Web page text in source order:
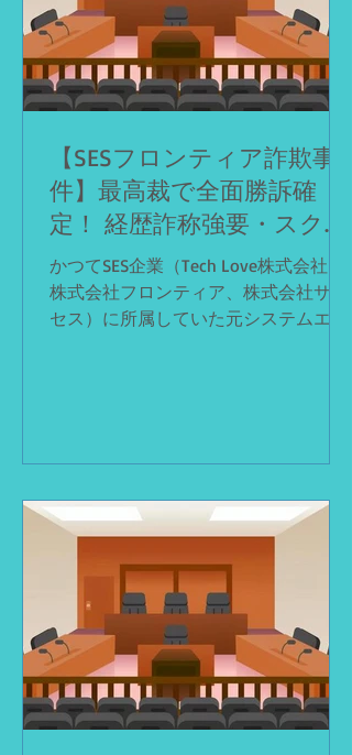
【SESフロンティア詐欺事
件】最高裁で全面勝訴確
定！ 経歴詐称強要・スクー
ル詐欺・社会保険料控除問
題を違法と認定
かつてSES企業（Tech Love株式会社、
株式会社フロンティア、株式会社サク
セス）に所属していた元システムエン
年2月6日、最高裁判所は被告らの上告
を棄却し、上告受理申立てを不受理と
合員側の全面勝訴判決が確定しまし
た。4年を超える長い闘いの末に、不
当な実態に対する司法判断が確定した
ことになります。 事件の背景――悪質
な「SES詐欺」の実態 この事件で
は、若者の「エンジニアになりたい」